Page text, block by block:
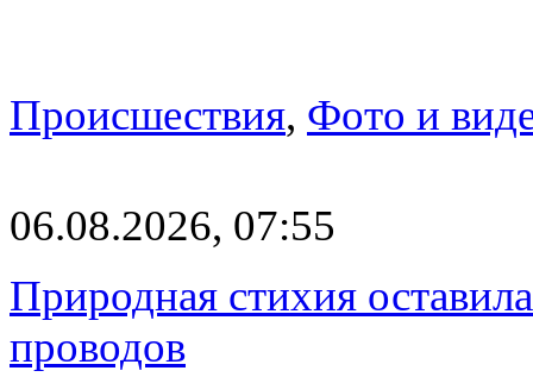
Происшествия, Фото и
06.08.2026, 07:55
Природная стихия
проводов